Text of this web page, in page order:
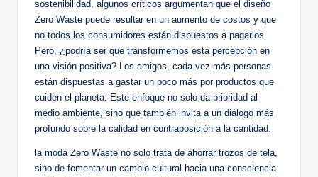
sostenibilidad, algunos críticos argumentan que el diseño
Zero Waste puede resultar en un aumento de costos y que
no todos los consumidores están dispuestos a pagarlos.
Pero, ¿podría ser que transformemos esta percepción en
una visión positiva? Los amigos, cada vez más personas
están dispuestas a gastar un poco más por productos que
cuiden el planeta. Este enfoque no solo da prioridad al
medio ambiente, sino que también invita a un diálogo más
profundo sobre la calidad en contraposición a la cantidad.
la moda Zero Waste no solo trata de ahorrar trozos de tela,
sino de fomentar un cambio cultural hacia una consciencia